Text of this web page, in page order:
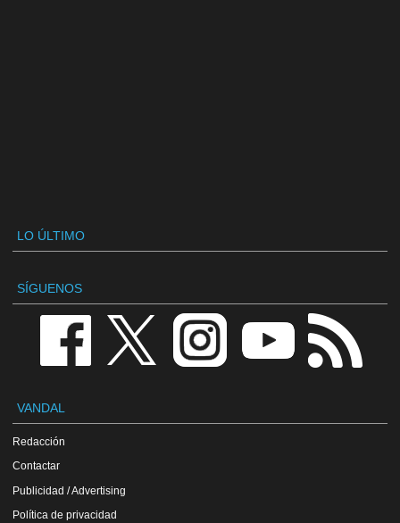
LO ÚLTIMO
SÍGUENOS
VANDAL
Redacción
Contactar
Publicidad / Advertising
Política de privacidad